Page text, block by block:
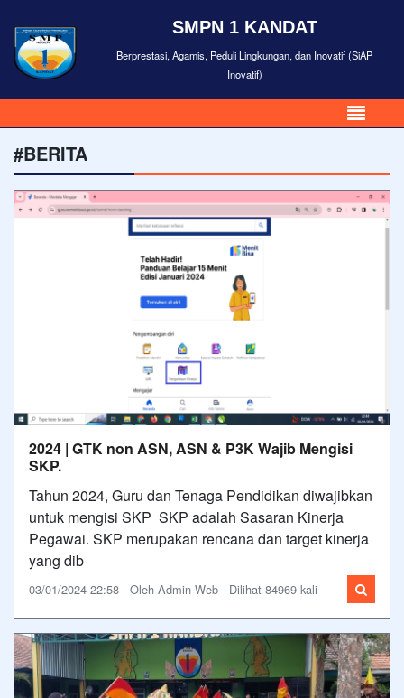
SMPN 1 KANDAT
Berprestasi, Agamis, Peduli Lingkungan, dan Inovatif (SiAP
Inovatif)
#BERITA
2024 | GTK non ASN, ASN & P3K Wajib Mengisi
SKP.
Tahun 2024, Guru dan Tenaga Pendidikan diwajibkan
untuk mengisi SKP SKP adalah Sasaran Kinerja
Pegawai. SKP merupakan rencana dan target kinerja
yang dib
03/01/2024 22:58 - Oleh Admin Web - Dilihat 84969 kali